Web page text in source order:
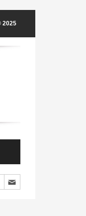
2025
supprimant les différences, mais